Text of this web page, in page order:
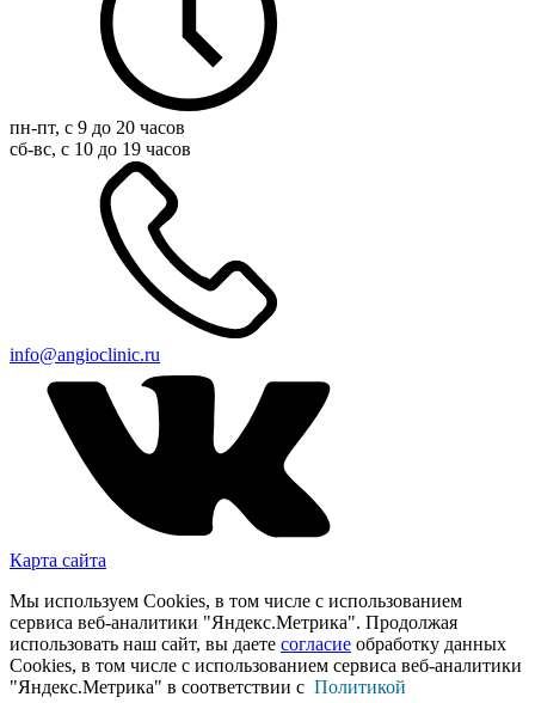
пн-пт, с 9 до 20 часов
сб-вс, с 10 до 19 часов
info@angioclinic.ru
Карта сайта
Мы используем Cookies, в том числе с использованием
сервиса веб-аналитики "Яндекс.Метрика". Продолжая
использовать наш сайт, вы даете согласие обработку данных
Cookies, в том числе с использованием сервиса веб-аналитики
"Яндекс.Метрика" в соответствии с Политикой